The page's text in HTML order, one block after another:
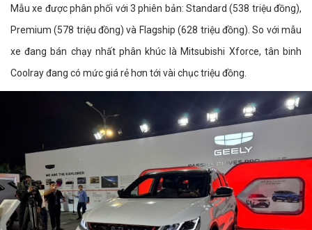
Mẫu xe được phân phối với 3 phiên bản: Standard (538 triệu đồng),
Premium (578 triệu đồng) và Flagship (628 triệu đồng). So với mẫu
xe đang bán chạy nhất phân khúc là Mitsubishi Xforce, tân binh
Coolray đang có mức giá rẻ hơn tới vài chục triệu đồng.